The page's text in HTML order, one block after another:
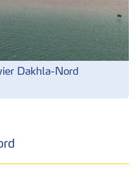
Dakhla-Nord